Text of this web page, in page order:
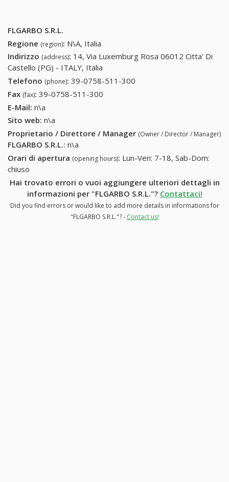
FLGARBO S.R.L.
Regione (region): N\A, Italia
Indirizzo (address): 14, Via Luxemburg Rosa 06012 Citta' Di
Castello (PG) - ITALY, Italia
Telefono (phone): 39-0758-511-300
Fax (fax): 39-0758-511-300
E-Mail: n\a
Sito web: n\a
Proprietario / Direttore / Manager (Owner / Director / Manager)
FLGARBO S.R.L.: n\a
Orari di apertura (opening hours): Lun-Ven: 7-18, Sab-Dom:
chiuso
Hai trovato errori o vuoi aggiungere ulteriori dettagli in
informazioni per "FLGARBO S.R.L."? Contattaci!
Did you find errors or would like to add more details in informations for
"FLGARBO S.R.L."? - Contact us!